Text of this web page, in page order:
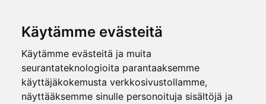
Käytämme evästeitä
Käytämme evästeitä ja muita
seurantateknologioita parantaaksemme
käyttäjäkokemusta verkkosivustollamme,
näyttääksemme sinulle personoituja sisältöjä ja